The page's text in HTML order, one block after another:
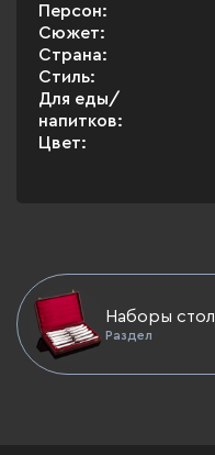
Персон:
Сюжет:
Страна:
Стиль:
Для еды/
напитков:
Цвет:
Наборы
Раздел